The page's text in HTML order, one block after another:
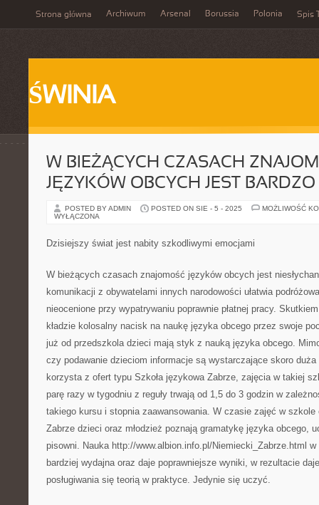
Strona główna Archiwum Arsenal Borussia Polonia Spis
ŚWINIA
W BIEŻĄCYCH CZASACH
JĘZYKÓW OBCYCH JEST
POSTED BY ADMIN POSTED ON SIE - 5 - 2025
MOŻLIWOŚĆ
WYŁĄCZONA
Dzisiejszy świat jest nabity szkodliwymi emocjami
W bieżących czasach znajomość języków obcych jest
komunikacji z obywatelami innych narodowości ułatwia
nieocenione przy wypatrywaniu poprawnie płatnej pracy.
kładzie kolosalny nacisk na naukę języka obcego przez swoje
już od przedszkola dzieci mają styk z nauką języka obcego.
czy podawanie dzieciom informacje są wystarczające skoro
korzysta z ofert typu Szkoła językowa Zabrze, zajęcia w takiej
parę razy w tygodniu z reguły trwają od 1,5 do 3 godzin w
takiego kursu i stopnia zaawansowania. W czasie zajęć w
Zabrze dzieci oraz młodzież poznają gramatykę języka obcego,
pisowni. Nauka http://www.albion.info.pl/Niemiecki_Zabrze.html
bardziej wydajna oraz daje poprawniejsze wyniki, w rezultacie
posługiwania się teorią w praktyce. Jedynie się uczyć.